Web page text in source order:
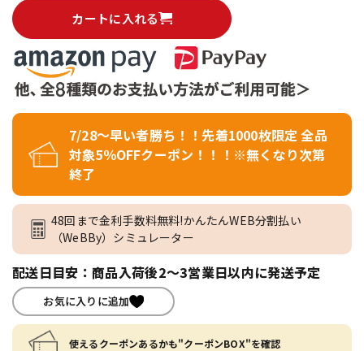
カートに入れる
7/28～早い者勝ち！！先着1000枚限定 全品
対象5％OFFクーポン！！！※無くなり次第
終了
48回まで金利手数料無料!かんたんWEB分割払い
（WeBBy）シミュレーター
配送日目安：商品入荷後2～3営業日以内に発送予定
お気に入りに追加
使えるクーポンあるかも"クーポンBOX"を確認